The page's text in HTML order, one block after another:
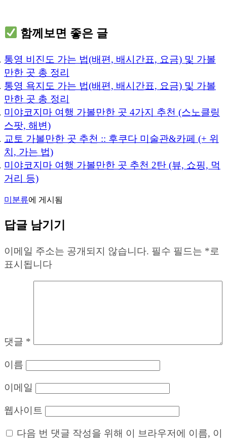
함께보면 좋은 글
통영 비진도 가는 법(배편, 배시간표, 요금) 및 가볼
만한 곳 총 정리
통영 욕지도 가는 법(배편, 배시간표, 요금) 및 가볼
만한 곳 총 정리
미야코지마 여행 가볼만한 곳 4가지 추천 (스노클링
스팟, 해변)
교토 가볼만한 곳 추천 :: 후쿠다 미술관&카페 (+ 위
치, 가는 법)
미야코지마 여행 가볼만한 곳 추천 2탄 (뷰, 쇼핑, 먹
거리 등)
미분류에 게시됨
답글 남기기
이메일 주소는 공개되지 않습니다. 필수 필드는 *로
표시됩니다
댓글 *
이름
이메일
웹사이트
다음 번 댓글 작성을 위해 이 브라우저에 이름, 이